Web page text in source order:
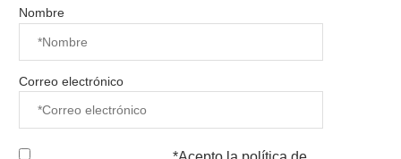
Nombre
Correo electrónico